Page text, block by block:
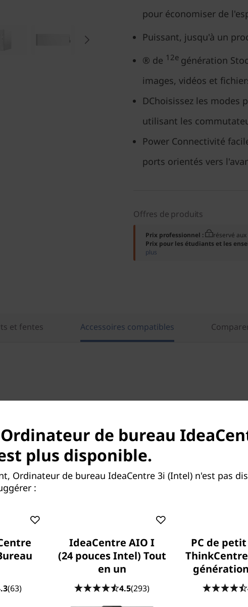
pour économiser de
Puissant, jusqu'à un
® de 12e génération
images, vidéos et
DChoisissez les modes
utilisant les
Power Connectivité
ports orientés vers
Offres de produits
Prix professionnel : réservé
Prix pour les étudiants et les
plus
et fentes Accessoires compatibles
Le lecteur
compact qui offre des
et s'adapte
« faire » pour le
ou le jeu.
de bureau
plus disponible.
Ordinateur de bureau IdeaCentre 3i (Intel) n'est pas
:
(63)
IdeaCentre AIO I
(24 pouces Intel) Tout
en un
4.5(293)
PC de